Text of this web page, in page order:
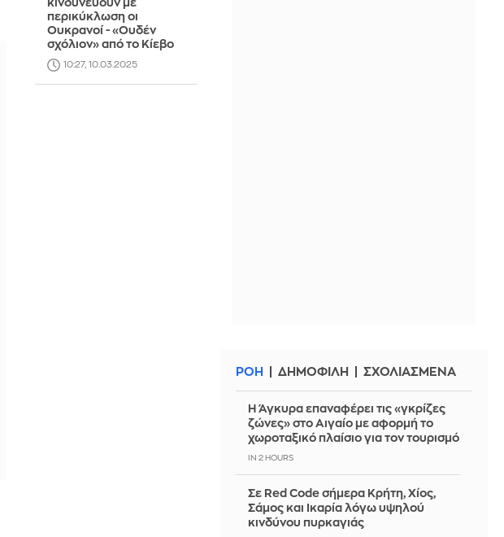
περικύκλωση οι
Ουκρανοί - «Ουδέν
σχόλιον» από το Κίεβο
10:27, 10.03.2025
ΡΟΗ ΔΗΜΟΦΙΛΗ ΣΧΟΛΙΑΣΜΕΝΑ
Η Άγκυρα επαναφέρει τις «γκρίζες
ζώνες» στο Αιγαίο με αφορμή το
χωροταξικό πλαίσιο για τον τουρισμό
IN 2 HOURS
Σε Red Code σήμερα Κρήτη, Χίος,
Σάμος και Ικαρία λόγω υψηλού
κινδύνου πυρκαγιάς